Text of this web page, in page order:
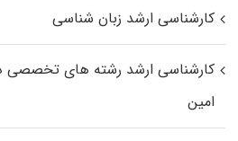
کارشناسی ارشد زبان شناسی
کارشناسی ارشد رﺷﺘﻪ ﻫﺎی تخصصی
اﻣﻴﻦ